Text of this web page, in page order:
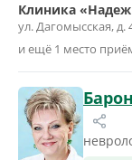
Клиника
ул. Дагомысская, д.
и ещё 1 место